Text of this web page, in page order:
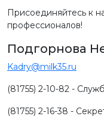
Присоединяйтесь к
профессионалов!
Подгорнова
Kadry@milk35.ru
(81755) 2-10-82 -
(81755) 2-16-38 -